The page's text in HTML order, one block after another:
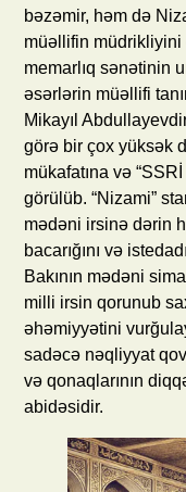
bəzəmir, həm də
müəllifin müdrikliyini
memarlıq sənətinin
əsərlərin müəllifi
Mikayıl
görə bir çox yüksək
mükafatına və
görülüb. “Nizami”
mədəni irsinə dərin
bacarığını və
Bakının mədəni
milli irsin qorunub
əhəmiyyətini
sadəcə nəqliyyat
və qonaqlarının
abidəsidir.